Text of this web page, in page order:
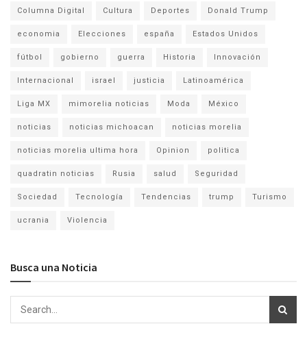
Columna Digital Cultura Deportes Donald Trump
economia Elecciones españa Estados Unidos
fútbol gobierno guerra Historia Innovación
Internacional israel justicia Latinoamérica
Liga MX mimorelia noticias Moda México
noticias noticias michoacan noticias morelia
noticias morelia ultima hora Opinion politica
quadratin noticias Rusia salud Seguridad
Sociedad Tecnología Tendencias trump Turismo
ucrania Violencia
Busca una Noticia